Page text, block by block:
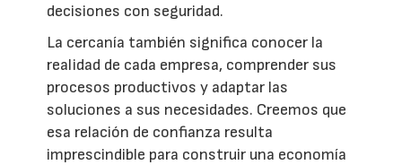
decisiones con seguridad.
La cercanía también significa conocer la
realidad de cada empresa, comprender sus
procesos productivos y adaptar las
soluciones a sus necesidades. Creemos que
esa relación de confianza resulta
imprescindible para construir una economía